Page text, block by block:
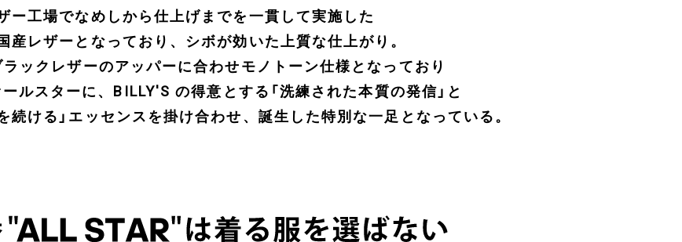
ー工場でなめしから仕上げまでを一貫して実施した
産レザーとなっており、シボが効いた上質な仕上がり。
ックレザーのアッパーに合わせモノトーン仕様となっており
ルスターに、BILLY'S の得意とする「洗練された本質の発信」と
続ける」エッセンスを掛け合わせ、誕生した特別な一足となっている。